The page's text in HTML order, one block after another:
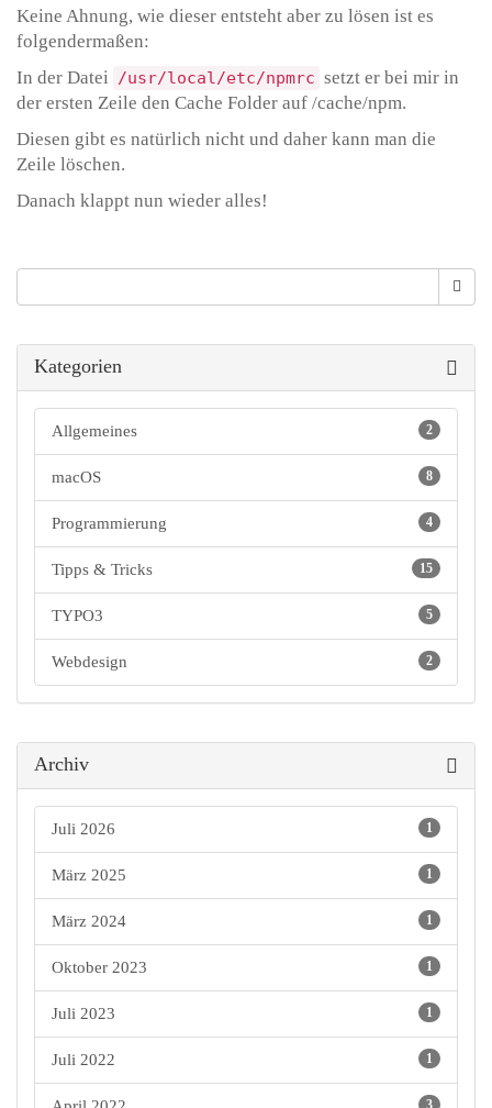
Keine Ahnung, wie dieser entsteht aber zu lösen ist es
folgendermaßen:
In der Datei /usr/local/etc/npmrc setzt er bei mir in
der ersten Zeile den Cache Folder auf /cache/npm.
Diesen gibt es natürlich nicht und daher kann man die
Zeile löschen.
Danach klappt nun wieder alles!
Kategorien
2
Allgemeines
8
macOS
4
Programmierung
15
Tipps & Tricks
5
TYPO3
2
Webdesign
Archiv
1
Juli 2026
1
März 2025
1
März 2024
1
Oktober 2023
1
Juli 2023
1
Juli 2022
3